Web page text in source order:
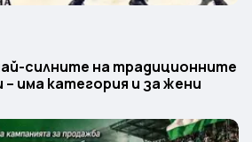
силните на традиционните
– има категория и за жени